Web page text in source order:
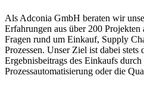
Als Adconia GmbH beraten wir
Erfahrungen aus über 200 Projekten
Fragen rund um Einkauf, Supply
Prozessen. Unser Ziel ist dabei stets
Ergebnisbeitrags des Einkaufs
Prozessautomatisierung oder die